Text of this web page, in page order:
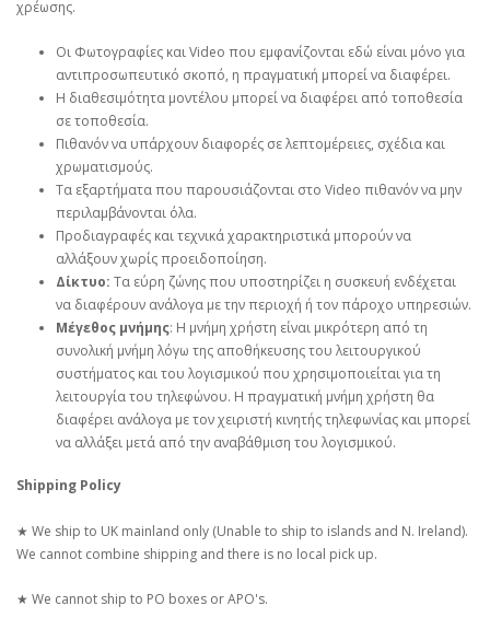
χρέωσης.
Οι Φωτογραφίες και Video που εμφανίζονται εδώ είναι μόνο για
αντιπροσωπευτικό σκοπό, η πραγματική μπορεί να διαφέρει.
Η διαθεσιμότητα μοντέλου μπορεί να διαφέρει από τοποθεσία
σε τοποθεσία.
Πιθανόν να υπάρχουν διαφορές σε λεπτομέρειες, σχέδια και
χρωματισμούς.
Τα εξαρτήματα που παρουσιάζονται στο Video πιθανόν να μην
περιλαμβάνονται όλα.
Προδιαγραφές και τεχνικά χαρακτηριστικά μπορούν να
αλλάξουν χωρίς προειδοποίηση.
Δίκτυο: Τα εύρη ζώνης που υποστηρίζει η συσκευή ενδέχεται
να διαφέρουν ανάλογα με την περιοχή ή τον πάροχο υπηρεσιών.
Μέγεθος μνήμης: Η μνήμη χρήστη είναι μικρότερη από τη
συνολική μνήμη λόγω της αποθήκευσης του λειτουργικού
συστήματος και του λογισμικού που χρησιμοποιείται για τη
λειτουργία του τηλεφώνου. Η πραγματική μνήμη χρήστη θα
διαφέρει ανάλογα με τον χειριστή κινητής τηλεφωνίας και μπορεί
να αλλάξει μετά από την αναβάθμιση του λογισμικού.
Shipping Policy
★ We ship to UK mainland only (Unable to ship to islands and N. Ireland).
We cannot combine shipping and there is no local pick up.
★ We cannot ship to PO boxes or APO's.